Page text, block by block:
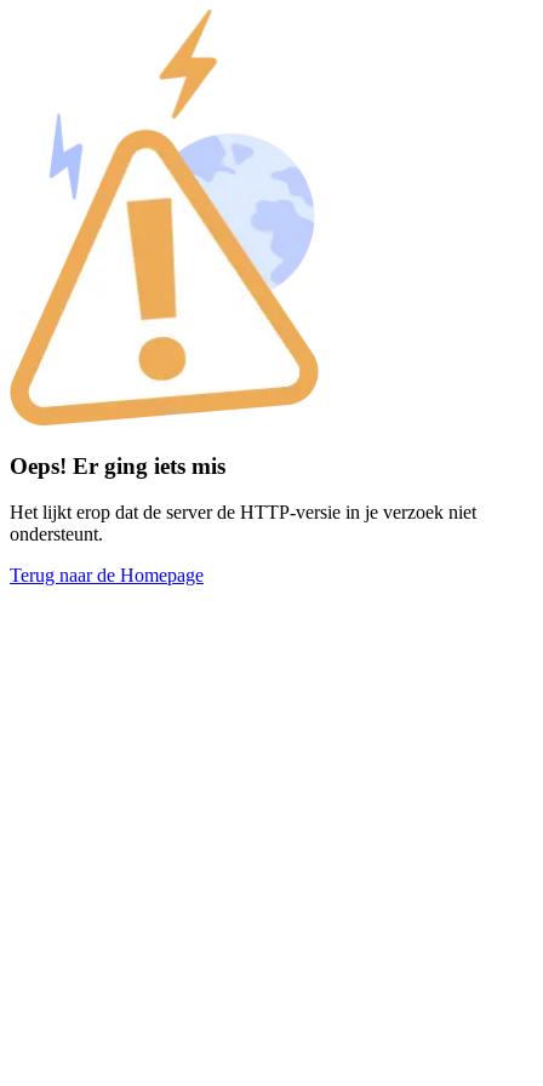
Oeps! Er ging iets mis
Het lijkt erop dat de server de HTTP-versie in je verzoek niet
ondersteunt.
Terug naar de Homepage